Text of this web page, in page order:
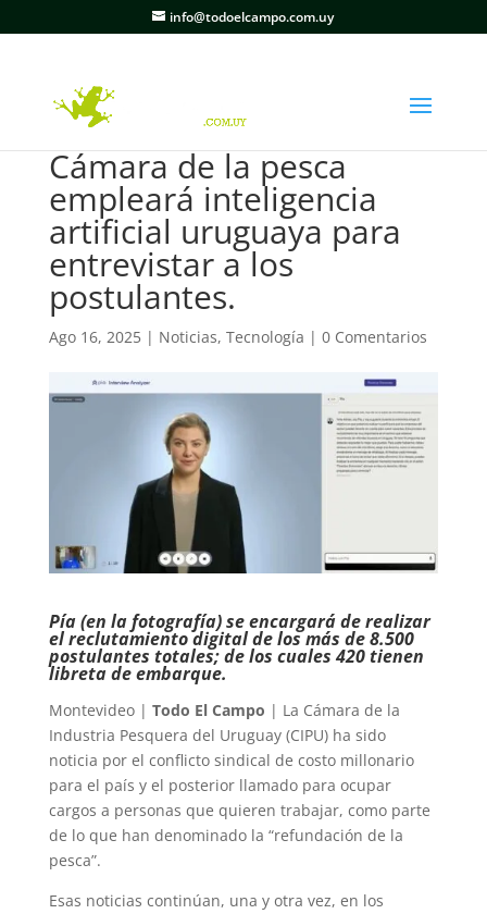
info@todoelcampo.com.uy
Cámara de la pesca
empleará inteligencia
artificial uruguaya para
entrevistar a los
postulantes.
Ago 16, 2025| Noticias, Tecnología | 0 Comentarios
Pía (en la fotografía) se encargará de realizar
el reclutamiento digital de los más de 8.500
postulantes totales; de los cuales 420 tienen
libreta de embarque.
Montevideo | Todo El Campo | La Cámara de la
Industria Pesquera del Uruguay (CIPU) ha sido
noticia por el conflicto sindical de costo millonario
para el país y el posterior llamado para ocupar
cargos a personas que quieren trabajar, como parte
de lo que han denominado la “refundación de la
pesca”.
Esas noticias continúan, una y otra vez, en los